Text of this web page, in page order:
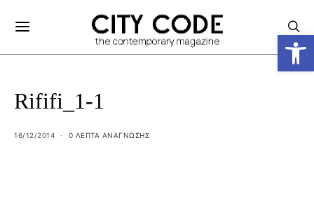
Rififi_1-1
16/12/2014 0 ΛΕΠΤΑ ΑΝΆΓΝΩΣΗΣ